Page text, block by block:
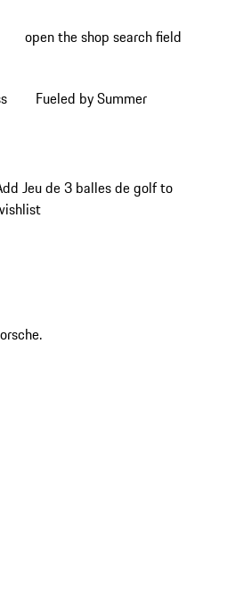
open the shop search field
Fueled by Summer
Jeu de 3 balles de golf to